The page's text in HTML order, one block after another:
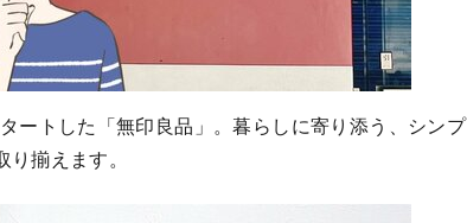
ートした「無印良品」。暮らしに寄り添う、シンプ
揃えます。